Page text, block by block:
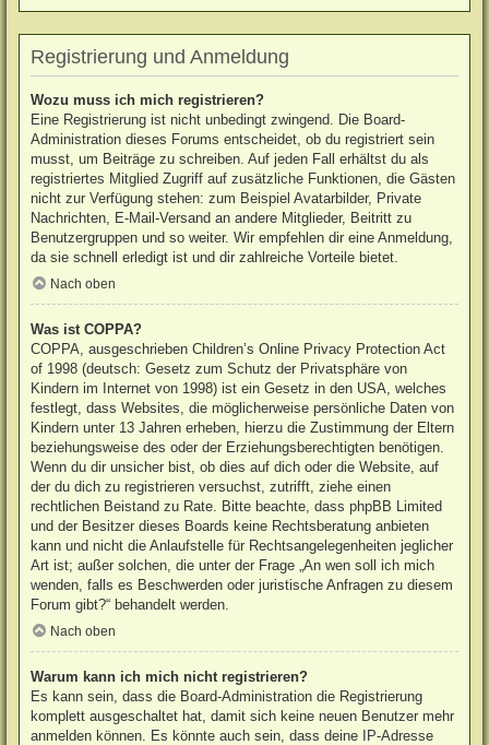
Registrierung und Anmeldung
Wozu muss ich mich registrieren?
Eine Registrierung ist nicht unbedingt zwingend. Die Board-
Administration dieses Forums entscheidet, ob du registriert sein
musst, um Beiträge zu schreiben. Auf jeden Fall erhältst du als
registriertes Mitglied Zugriff auf zusätzliche Funktionen, die Gästen
nicht zur Verfügung stehen: zum Beispiel Avatarbilder, Private
Nachrichten, E-Mail-Versand an andere Mitglieder, Beitritt zu
Benutzergruppen und so weiter. Wir empfehlen dir eine Anmeldung,
da sie schnell erledigt ist und dir zahlreiche Vorteile bietet.
Nach oben
Was ist COPPA?
COPPA, ausgeschrieben Children’s Online Privacy Protection Act
of 1998 (deutsch: Gesetz zum Schutz der Privatsphäre von
Kindern im Internet von 1998) ist ein Gesetz in den USA, welches
festlegt, dass Websites, die möglicherweise persönliche Daten von
Kindern unter 13 Jahren erheben, hierzu die Zustimmung der Eltern
beziehungsweise des oder der Erziehungsberechtigten benötigen.
Wenn du dir unsicher bist, ob dies auf dich oder die Website, auf
der du dich zu registrieren versuchst, zutrifft, ziehe einen
rechtlichen Beistand zu Rate. Bitte beachte, dass phpBB Limited
und der Besitzer dieses Boards keine Rechtsberatung anbieten
kann und nicht die Anlaufstelle für Rechtsangelegenheiten jeglicher
Art ist; außer solchen, die unter der Frage „An wen soll ich mich
wenden, falls es Beschwerden oder juristische Anfragen zu diesem
Forum gibt?“ behandelt werden.
Nach oben
Warum kann ich mich nicht registrieren?
Es kann sein, dass die Board-Administration die Registrierung
komplett ausgeschaltet hat, damit sich keine neuen Benutzer mehr
anmelden können. Es könnte auch sein, dass deine IP-Adresse